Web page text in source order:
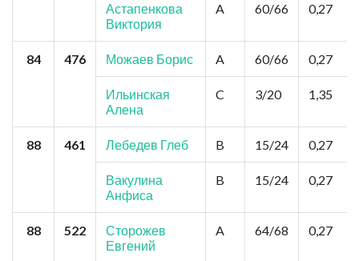
Астапенкова
Виктория
A 60/66 0,27
84 476 Можаев Борис A 60/66 0,27
Ильинская
Алена
C 3/20 1,35
88 461 Лебедев Глеб B 15/24 0,27
Вакулина
Анфиса
B 15/24 0,27
88 522
Сторожев
Евгений
A 64/68 0,27